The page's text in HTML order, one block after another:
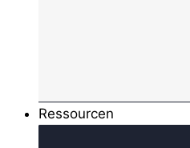
Ressourcen